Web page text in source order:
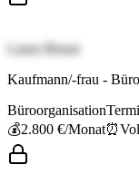
Laura Braun
Kaufmann/-frau -
Büroorganisation
💰2.800 €/Monat⏰